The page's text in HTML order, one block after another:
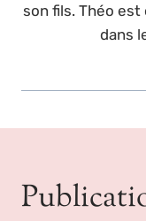
son fils. Théo
dans